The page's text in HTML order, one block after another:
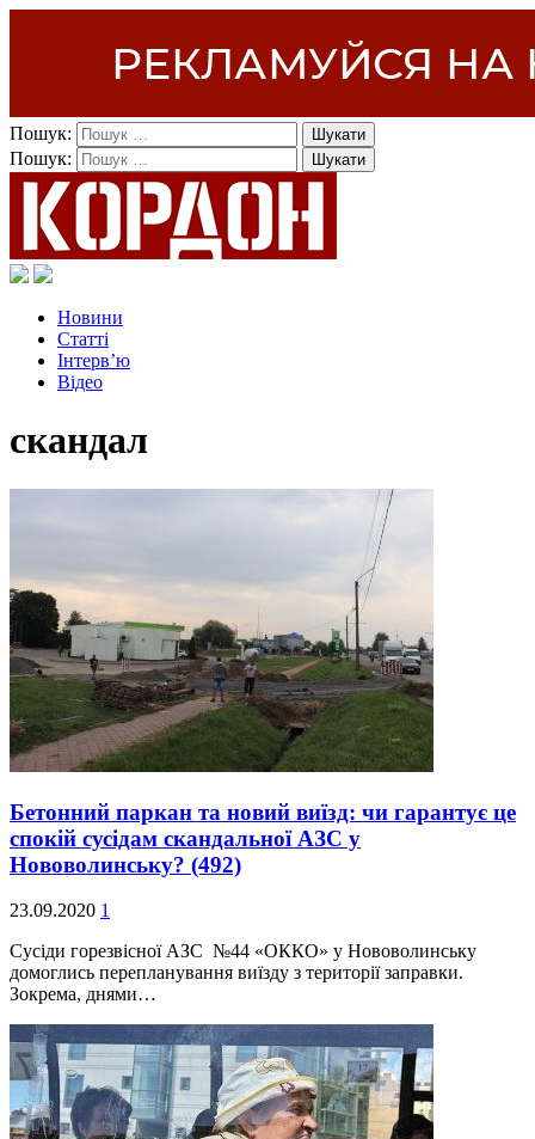
Пошук:
Пошук:
Новини
Статті
Інтерв’ю
Відео
скандал
Бетонний паркан та новий виїзд: чи гарантує це
спокій сусідам скандальної АЗС у
Нововолинську? (492)
23.09.2020 1
Сусіди горезвісної АЗС №44 «ОККО» у Нововолинську
домоглись перепланування виїзду з території заправки.
Зокрема, днями…